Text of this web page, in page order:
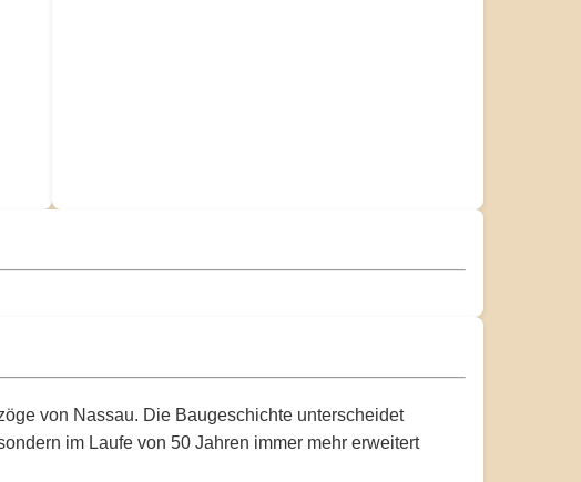
von Nassau. Die Baugeschichte unterscheidet
im Laufe von 50 Jahren immer mehr erweitert